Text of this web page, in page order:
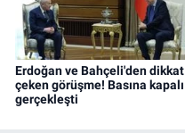
Erdoğan ve Bahçeli'den dikkat
çeken görüşme! Basına kapalı
gerçekleşti